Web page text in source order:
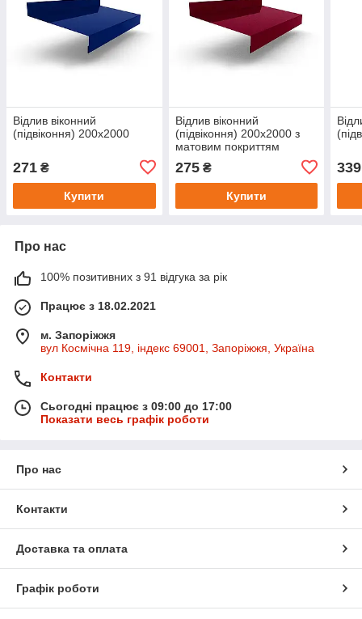
Відлив віконний
(підвіконня) 200х2000
271 ₴
Купити
Відлив віконний
(підвіконня) 200х2000 з
матовим покриттям
275₴
Купити
339
Про нас
100% позитивних з 91 відгука за рік
Працює з 18.02.2021
м. Запоріжжя
вул Космічна 119, індекс 69001, Запоріжжя, Україна
Контакти
Сьогодні працює з 09:00 до 17:00
Показати весь графік роботи
Про нас
Контакти
Доставка та оплата
Графік роботи